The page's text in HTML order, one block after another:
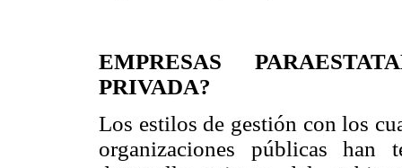
EMPRESAS
PRIVADA?
Los estilos de gestión con los
organizaciones públicas